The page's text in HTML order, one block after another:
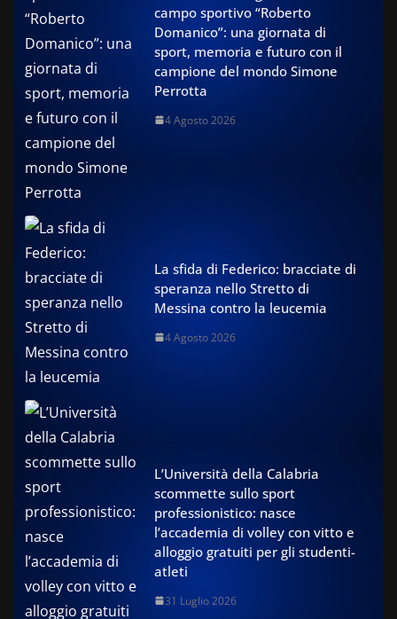
campo sportivo “Roberto
Domanico”: una giornata di
sport, memoria e futuro con il
campione del mondo Simone
Perrotta
4 Agosto 2026
La sfida di Federico: bracciate di
speranza nello Stretto di
Messina contro la leucemia
4 Agosto 2026
L’Università della Calabria
scommette sullo sport
professionistico: nasce
l’accademia di volley con vitto e
alloggio gratuiti per gli studenti-
atleti
31 Luglio 2026